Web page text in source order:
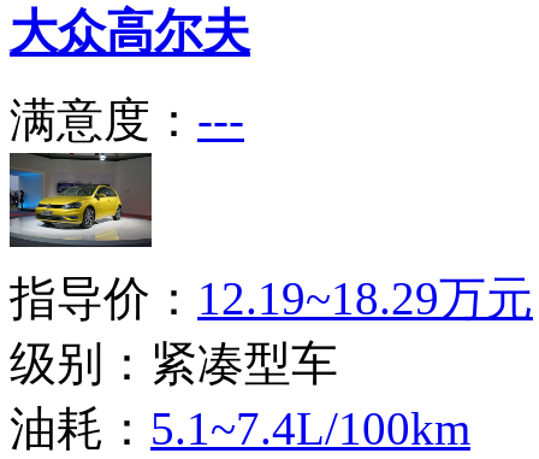
大众高尔夫
满意度： ---
指导价： 12.19~18.29万元
级别：紧凑型车
油耗： 5.1~7.4L/100km